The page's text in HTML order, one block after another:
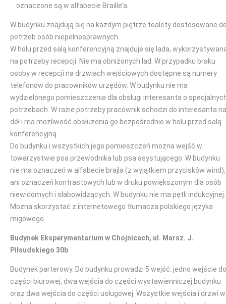
oznaczone są w alfabecie Braille’a.
W budynku znajdują się na każdym piętrze toalety dostosowane
potrzeb osób niepełnosprawnych.
W holu przed salą konferencyjną znajduje się lada,
na potrzeby recepcji. Nie ma obniżonych lad. W przypadku braku
osoby w recepcji na drzwiach wejściowych dostępne są numery
telefonów do pracowników urzędów. W budynku nie ma
wydzielonego pomieszczenia dla obsługi interesanta o
potrzebach. W razie potrzeby pracownik schodzi do interesanta na
dół i ma możliwość obsłużenia go bezpośrednio w holu przed salą
konferencyjną.
Do budynku i wszystkich jego pomieszczeń można wejść w
towarzystwie psa przewodnika lub psa asystującego. W budynku
nie ma oznaczeń w alfabecie brajla (z wyjątkiem przycisków wind),
ani oznaczeń kontrastowych lub w druku powiększonym dla osób
niewidomych i słabowidzących. W budynku nie ma pętli indukcyjnej.
Można skorzystać z internetowego tłumacza polskiego języka
migowego.
Budynek Eksperymentarium w Chojnicach, ul. Marsz. J.
Piłsudskiego 30b
Budynek parterowy. Do budynku prowadzi 5 wejść: jedno wejście do
części biurowej, dwa wejścia do części wystawienniczej budynku
oraz dwa wejścia do części usługowej. Wszystkie wejścia i drzwi w